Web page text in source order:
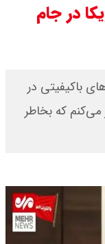
در جام
باکیفیتی در
می‌کنم که بخاطر